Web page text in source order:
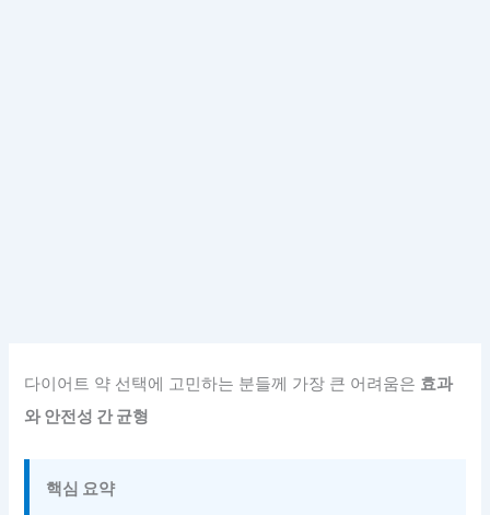
다이어트 약 선택에 고민하는 분들께 가장 큰 어려움은 효과
와 안전성 간 균형
핵심 요약